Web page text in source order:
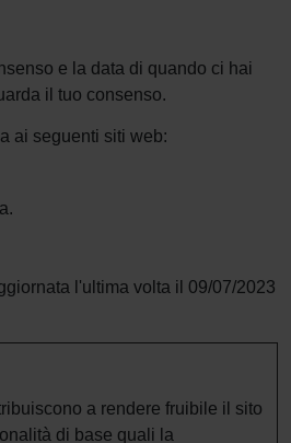
e la data di quando ci hai
il tuo consenso.
ai seguenti siti web:
l'ultima volta il 09/07/2023
a rendere fruibile il sito
di base quali la